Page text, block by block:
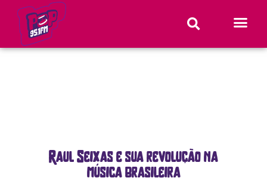
Raul Seixas e sua revolução na
música brasileira